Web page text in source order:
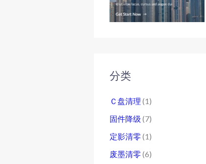
分类
Ｃ盘清理 (1)
固件降级 (7)
定影清零 (1)
废墨清零 (6)